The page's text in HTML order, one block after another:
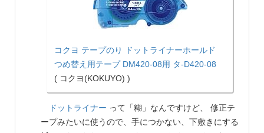
コクヨ テープのり ドットライナーホールド
つめ替え用テープ DM420-08用 タ-D420-08
( コクヨ(KOKUYO) )
ドットライナー って「糊」なんですけど、 修正テ
ープみたいに使うので、手につかない、下敷きにする